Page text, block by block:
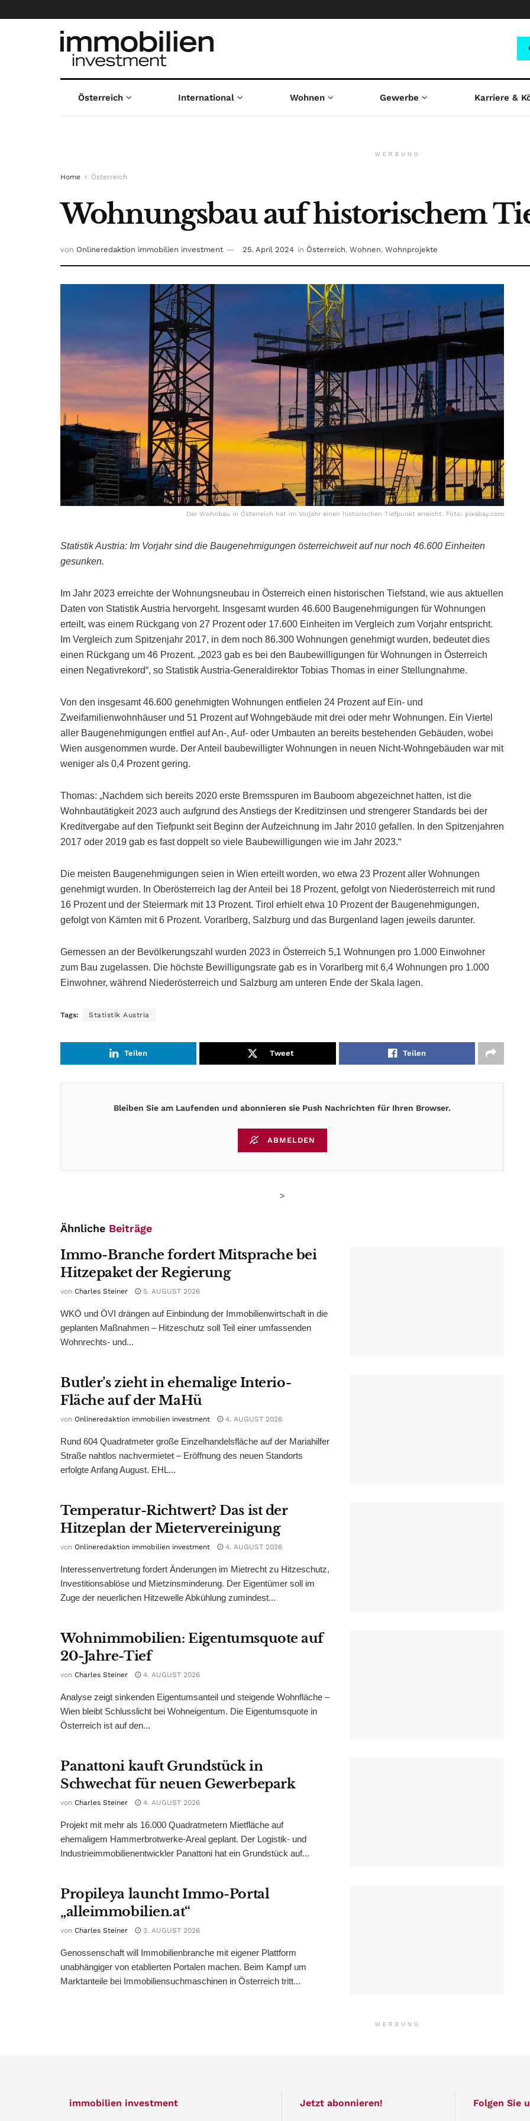
Österreich International Wohnen Gewerbe Karriere &
WERBUNG
Home Österreich
Wohnungsbau auf historischem
von Onlineredaktion immobilien investment 25. April 2024 in Österreich, Wohnen, Wohnprojekte
Der Wohnbau in Österreich hat im Vorjahr einen historischen Tiefpunkt erreicht. Foto: pixabay.com
Statistik Austria: Im Vorjahr sind die Baugenehmigungen österreichweit auf nur noch 46.600 Einheiten
gesunken.
Im Jahr 2023 erreichte der Wohnungsneubau in Österreich einen historischen Tiefstand, wie aus aktuellen
Daten von Statistik Austria hervorgeht. Insgesamt wurden 46.600 Baugenehmigungen für Wohnungen
erteilt, was einem Rückgang von 27 Prozent oder 17.600 Einheiten im Vergleich zum Vorjahr entspricht.
Im Vergleich zum Spitzenjahr 2017, in dem noch 86.300 Wohnungen genehmigt wurden, bedeutet dies
einen Rückgang um 46 Prozent. „2023 gab es bei den Baubewilligungen für Wohnungen in Österreich
einen Negativrekord“, so Statistik Austria-Generaldirektor Tobias Thomas in einer Stellungnahme.
Von den insgesamt 46.600 genehmigten Wohnungen entfielen 24 Prozent auf Ein- und
Zweifamilienwohnhäuser und 51 Prozent auf Wohngebäude mit drei oder mehr Wohnungen. Ein Viertel
aller Baugenehmigungen entfiel auf An-, Auf- oder Umbauten an bereits bestehenden Gebäuden, wobei
Wien ausgenommen wurde. Der Anteil baubewilligter Wohnungen in neuen Nicht-Wohngebäuden war mit
weniger als 0,4 Prozent gering.
Thomas: „Nachdem sich bereits 2020 erste Bremsspuren im Bauboom abgezeichnet hatten, ist die
Wohnbautätigkeit 2023 auch aufgrund des Anstiegs der Kreditzinsen und strengerer Standards bei der
Kreditvergabe auf den Tiefpunkt seit Beginn der Aufzeichnung im Jahr 2010 gefallen. In den Spitzenjahren
2017 oder 2019 gab es fast doppelt so viele Baubewilligungen wie im Jahr 2023.“
Die meisten Baugenehmigungen seien in Wien erteilt worden, wo etwa 23 Prozent aller Wohnungen
genehmigt wurden. In Oberösterreich lag der Anteil bei 18 Prozent, gefolgt von Niederösterreich mit rund
16 Prozent und der Steiermark mit 13 Prozent. Tirol erhielt etwa 10 Prozent der Baugenehmigungen,
gefolgt von Kärnten mit 6 Prozent. Vorarlberg, Salzburg und das Burgenland lagen jeweils darunter.
Gemessen an der Bevölkerungszahl wurden 2023 in Österreich 5,1 Wohnungen pro 1.000 Einwohner
zum Bau zugelassen. Die höchste Bewilligungsrate gab es in Vorarlberg mit 6,4 Wohnungen pro 1.000
Einwohner, während Niederösterreich und Salzburg am unteren Ende der Skala lagen.
Tags: Statistik Austria
Teilen Tweet Teilen
Bleiben Sie am Laufenden und abonnieren sie Push Nachrichten für Ihren Browser.
ABMELDEN
>
Ähnliche Beiträge
Immo-Branche fordert Mitsprache bei
Hitzepaket der Regierung
von Charles Steiner 5. AUGUST 2026
WKÖ und ÖVI drängen auf Einbindung der Immobilienwirtschaft in die
geplanten Maßnahmen – Hitzeschutz soll Teil einer umfassenden
Wohnrechts- und...
Butler’s zieht in ehemalige Interio-
Fläche auf der MaHü
von Onlineredaktion immobilien investment 4. AUGUST 2026
Rund 604 Quadratmeter große Einzelhandelsfläche auf der Mariahilfer
Straße nahtlos nachvermietet – Eröffnung des neuen Standorts
erfolgte Anfang August. EHL...
Temperatur-Richtwert? Das ist der
Hitzeplan der Mietervereinigung
von Onlineredaktion immobilien investment 4. AUGUST 2026
Interessenvertretung fordert Änderungen im Mietrecht zu Hitzeschutz,
Investitionsablöse und Mietzinsminderung. Der Eigentümer soll im
Zuge der neuerlichen Hitzewelle Abkühlung zumindest...
Wohnimmobilien: Eigentumsquote auf
20-Jahre-Tief
von Charles Steiner 4. AUGUST 2026
Analyse zeigt sinkenden Eigentumsanteil und steigende Wohnfläche –
Wien bleibt Schlusslicht bei Wohneigentum. Die Eigentumsquote in
Österreich ist auf den...
Panattoni kauft Grundstück in
Schwechat für neuen Gewerbepark
von Charles Steiner 4. AUGUST 2026
Projekt mit mehr als 16.000 Quadratmetern Mietfläche auf
ehemaligem Hammerbrotwerke-Areal geplant. Der Logistik- und
Industrieimmobilienentwickler Panattoni hat ein Grundstück auf...
Propileya launcht Immo-Portal
„alleimmobilien.at“
von Charles Steiner 3. AUGUST 2026
Genossenschaft will Immobilienbranche mit eigener Plattform
unabhängiger von etablierten Portalen machen. Beim Kampf um
Marktanteile bei Immobiliensuchmaschinen in Österreich tritt...
WERBUNG
immobilien investment Jetzt abonnieren! Folgen Sie